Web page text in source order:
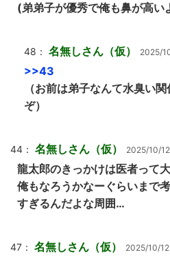
(弟弟子が優秀で俺も鼻が高い
48： 名無しさん（仮） 2025/
>>43
（お前は弟子なんて水臭い
ぞ）
44： 名無しさん（仮） 2025/10/
龍太郎のきっかけは医者って
俺もなろうかなーぐらいまで
すぎるんだよな周囲…
47： 名無しさん（仮） 2025/10/